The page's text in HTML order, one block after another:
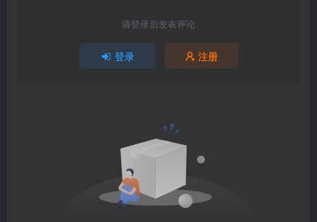
请登录后发表评论
登录 注册